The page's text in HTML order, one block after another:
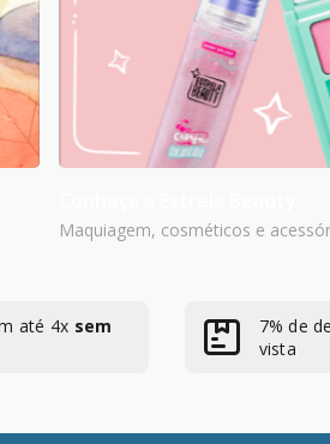
Maquiagem, cosméticos e
até 4x sem
7% de
vista